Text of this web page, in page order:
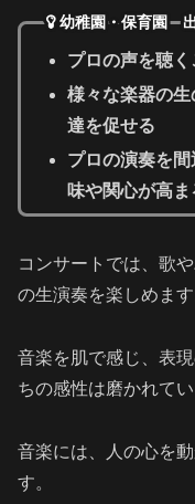
幼稚園・保育園
プロの声を聴
様々な楽器の
達を促せる
プロの演奏を
味や関心が高ま
コンサートでは、歌
の生演奏を楽しめます
音楽を肌で感じ、表
ちの感性は磨かれてい
音楽には、人の心を
す。